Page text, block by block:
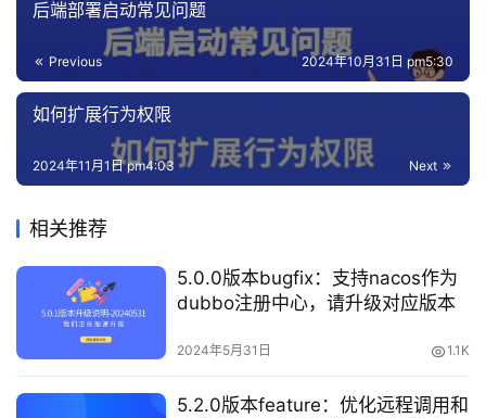
后端部署启动常见问题
Previous 2024年10月31日 pm5:30
如何扩展行为权限
Next
2024年11月1日 pm4:03
相关推荐
5.0.0版本bugfix：支持nacos作为
dubbo注册中心，请升级对应版本
2024年5月31日 1.1K
5.2.0版本feature：优化远程调用和